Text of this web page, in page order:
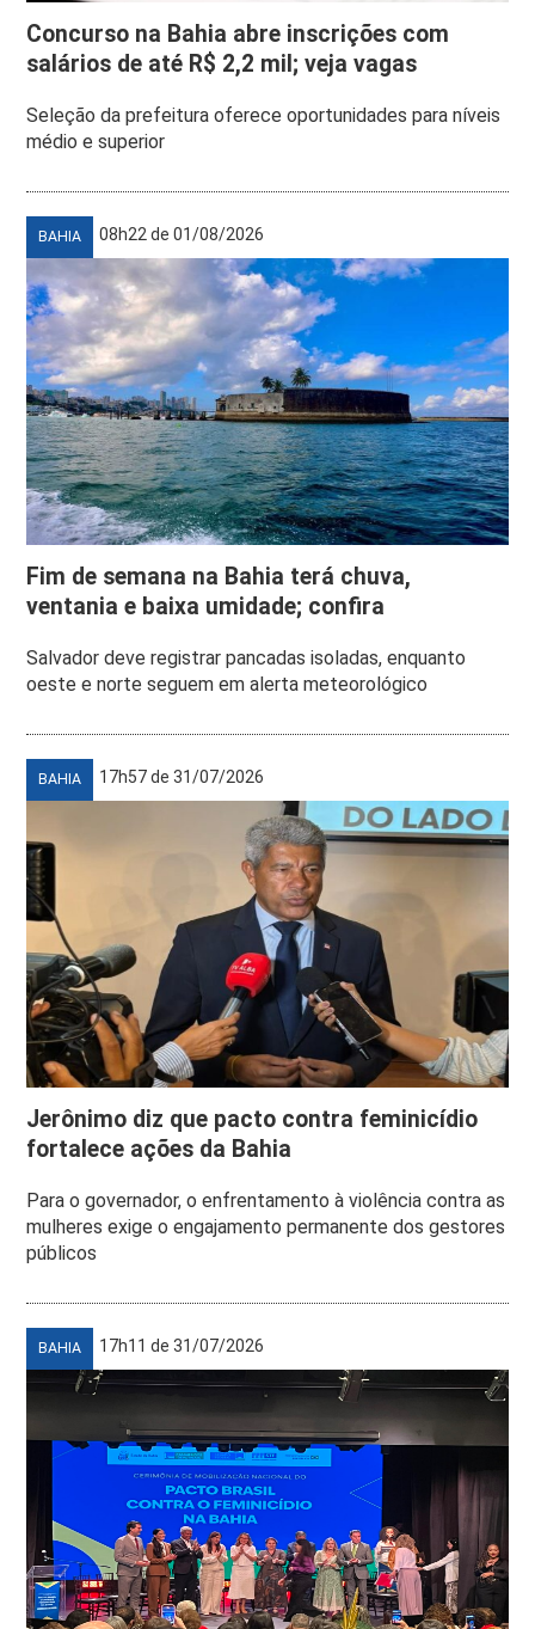
Concurso na Bahia abre inscrições com
salários de até R$ 2,2 mil; veja vagas
Seleção da prefeitura oferece oportunidades para níveis
médio e superior
BAHIA 08h22 de 01/08/2026
Fim de semana na Bahia terá chuva,
ventania e baixa umidade; confira
Salvador deve registrar pancadas isoladas, enquanto
oeste e norte seguem em alerta meteorológico
BAHIA 17h57 de 31/07/2026
Jerônimo diz que pacto contra feminicídio
fortalece ações da Bahia
Para o governador, o enfrentamento à violência contra as
mulheres exige o engajamento permanente dos gestores
públicos
BAHIA 17h11 de 31/07/2026